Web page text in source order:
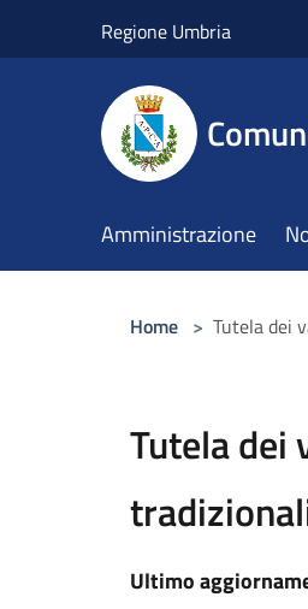
Regione Umbria
Amministrazione
Home > Tutela dei
Tutela dei
Ultimo